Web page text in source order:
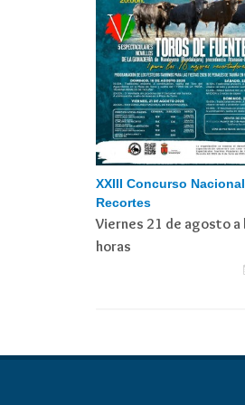
XXIII Concurso
Recortes
Viernes 21 de agosto a
horas